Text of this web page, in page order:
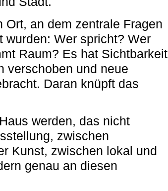
Ort, an dem zentrale Fragen
wurden: Wer spricht? Wer
Raum? Es hat Sichtbarkeit
verschoben und neue
Daran knüpft das
werden, das nicht
zwischen
Kunst, zwischen lokal und
genau an diesen